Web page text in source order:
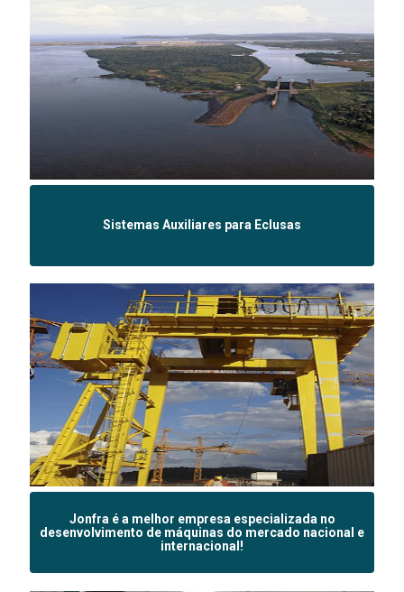
Sistemas Auxiliares para Eclusas
Jonfra é a melhor empresa especializada no
desenvolvimento de máquinas do mercado nacional e
internacional!